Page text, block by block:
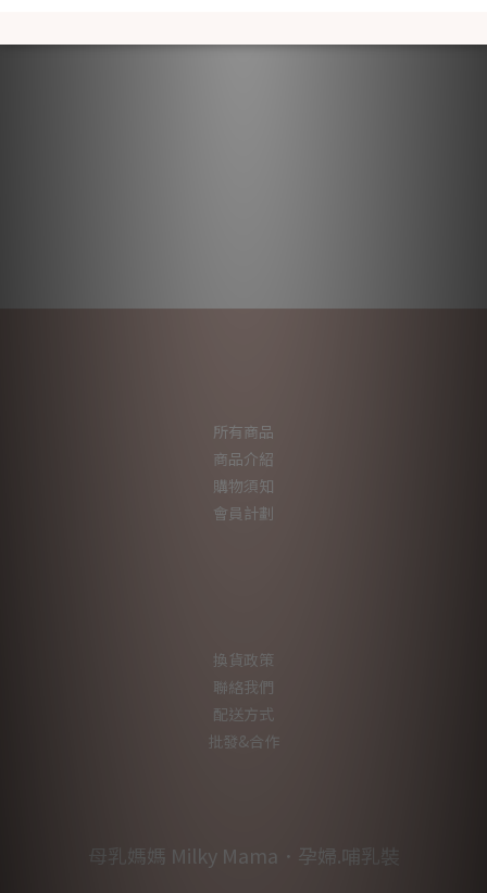
所有商品
商品介紹
購物須知
會員計劃
換貨政策
聯絡我們
配送方式
批發&合作
母乳媽媽 Milky Mama．孕婦.哺乳裝